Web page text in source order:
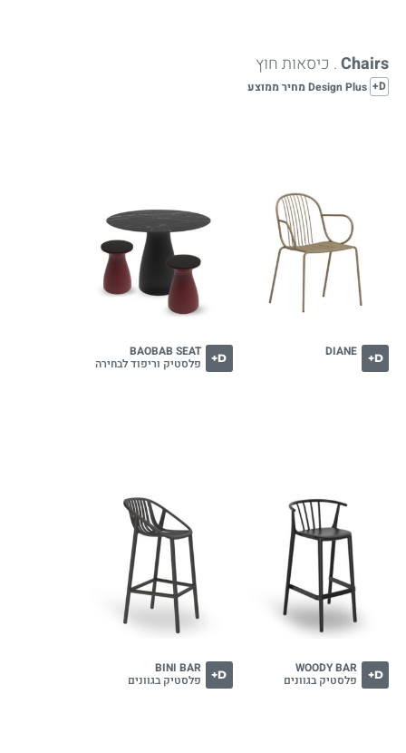
Chairs. כיסאות חוץ
D+ Design Plus מחיר ממוצע
D+
DIANE
D+
BAOBAB SEAT
פלסטיק וריפוד לבחירה
D+
WOODY BAR
פלסטיק בגוונים D+
BINI BAR
פלסטיק בגוונים